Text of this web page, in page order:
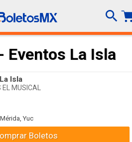
Eventos La Isla
Isla
MUSICAL
Mérida, Yuc
Boletos